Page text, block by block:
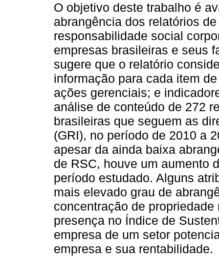
O objetivo deste trabalho é
abrangência dos relatórios de
responsabilidade social
empresas brasileiras e seus
sugere que o relatório
informação para cada item
ações gerenciais; e
análise de conteúdo de 272
brasileiras que seguem as
(GRI), no período de 2010 a
apesar da ainda baixa
de RSC, houve um aumento
período estudado. Alguns
mais elevado grau de
concentração de
presença no Índice de
empresa de um setor
empresa e sua rentabilidade.